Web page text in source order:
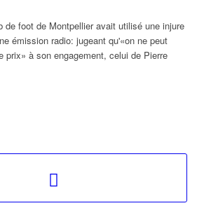
de foot de Montpellier avait utilisé une injure
émission radio: jugeant qu'«on ne peut
prix» à son engagement, celui de Pierre